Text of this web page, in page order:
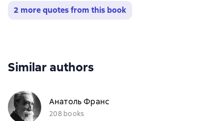
2 more quotes from this book
Similar authors
Анатоль Франс
208 books